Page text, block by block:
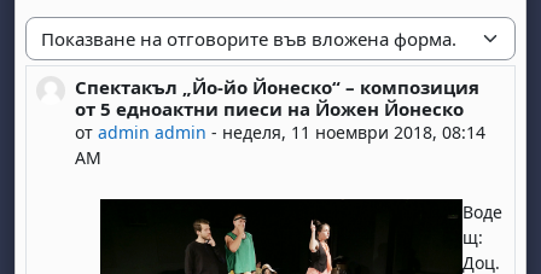
Начин на показване
Спектакъл „Йо-йо Йонеско“ – композиция
от 5 едноактни пиеси на Йожен Йонеско
отadmin admin - неделя, 11 ноември 2018, 08:14
AM
Number of replies: 0
Воде
щ:
Доц.